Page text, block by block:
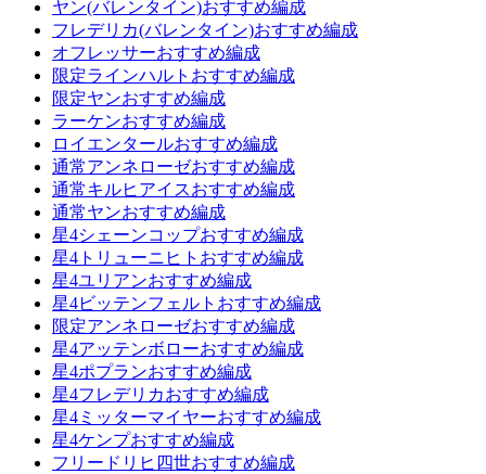
ヤン(バレンタイン)おすすめ編成
フレデリカ(バレンタイン)おすすめ編成
オフレッサーおすすめ編成
限定ラインハルトおすすめ編成
限定ヤンおすすめ編成
ラーケンおすすめ編成
ロイエンタールおすすめ編成
通常アンネローゼおすすめ編成
通常キルヒアイスおすすめ編成
通常ヤンおすすめ編成
星4シェーンコップおすすめ編成
星4トリューニヒトおすすめ編成
星4ユリアンおすすめ編成
星4ビッテンフェルトおすすめ編成
限定アンネローゼおすすめ編成
星4アッテンボローおすすめ編成
星4ポプランおすすめ編成
星4フレデリカおすすめ編成
星4ミッターマイヤーおすすめ編成
星4ケンプおすすめ編成
フリードリヒ四世おすすめ編成